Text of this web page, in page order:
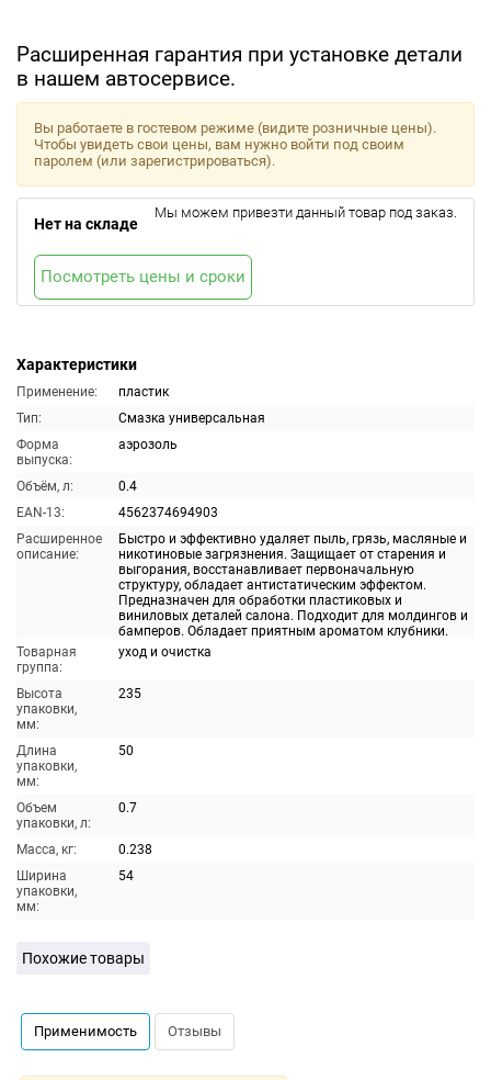
Расширенная гарантия при установке детали
в нашем автосервисе.
Характеристики
Применение:
пластик
Тип:
Смазка универсальная
Форма
выпуска:
аэрозоль
Объём, л:
0.4
EAN-13:
4562374694903
Расширенное
описание:
Быстро и эффективно удаляет пыль, грязь, масляные и
никотиновые загрязнения. Защищает от старения и
выгорания, восстанавливает первоначальную
структуру, обладает антистатическим эффектом.
Предназначен для обработки пластиковых и
виниловых деталей салона. Подходит для молдингов и
бамперов. Обладает приятным ароматом клубники.
Товарная
группа:
уход и очистка
Высота
упаковки,
мм:
235
Длина
упаковки,
мм:
50
Объем
упаковки, л:
0.7
Масса, кг:
0.238
Ширина
упаковки,
мм:
54
Вы работаете в гостевом режиме (видите розничные цены).
Чтобы увидеть свои цены, вам нужно войти под своим
паролем (или зарегистрироваться).
Нет на складе
Мы можем привезти данный товар под заказ.
Посмотреть цены и сроки
Похожие товары
Применимость Отзывы